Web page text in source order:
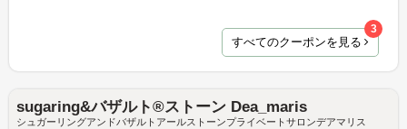
すべてのクーポンを見る
3
sugaring&バザルト®ストーン Dea_maris
シュガーリングアンドバザルトアールストーンプライベートサロンデアマリス